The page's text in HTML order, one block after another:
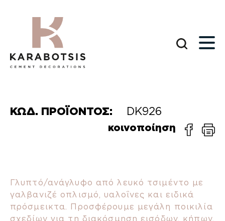
ΚΩΔ. ΠΡΟΪΟΝΤΟΣ: DK926
κοινοποίηση
Γλυπτό/ανάγλυφο από λευκό τσιμέντο με
γαλβανιζέ οπλισμό, υαλοΐνες και ειδικά
πρόσμεικτα. Προσφέρουμε μεγάλη ποικιλία
σχεδίων για τη διακόσμηση εισόδων, κήπων,